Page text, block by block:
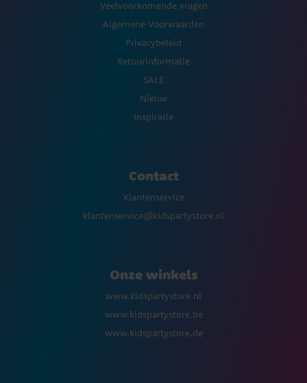
Veelvoorkomende vragen
Algemene Voorwaarden
Privacybeleid
Retourinformatie
SALE
Nieuw
Inspiratie
Contact
Klantenservice
klantenservice@kidspartystore.nl
Onze winkels
www.kidspartystore.nl
www.kidspartystore.be
www.kidspartystore.de